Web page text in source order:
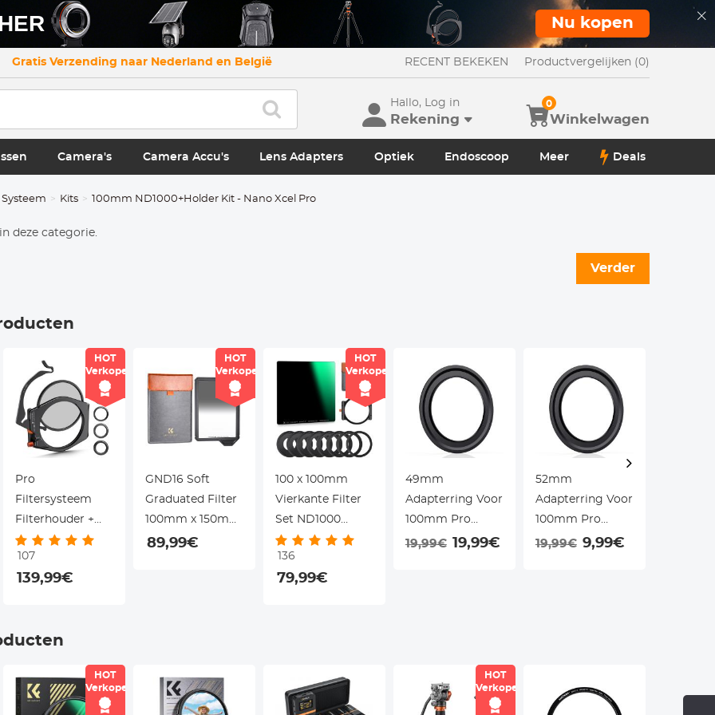
Nu kopen
Gratis Verzending naar Nederland en België RECENT BEKEKEN Productvergelijken (0)
Hallo, Log in
Rekening Winkelwagen
0
Camera's Camera Accu's Lens Adapters Optiek Endoscoop Meer Deals
Systeem Kits 100mm ND1000+Holder Kit - Nano Xcel Pro
deze categorie.
Verder
HOT
Verkoper
Pro
Filtersysteem
Filterhouder +
CPL 95 mm+
Square ND1000
Filter + 4
107
139,99€
HOT
Verkoper
GND16 Soft
Graduated Filter
100mm x 150mm
voor
89,99€
HOT
Verkoper
100 x 100mm
Vierkante Filter
Set ND1000
Vierkante Filter +
Metalen
Filterhouder + 8
136
79,99€
49mm
Adapterring Voor
100mm Pro
Vierkant
19,99€ 19,99€
52mm
Adapterring Voor
100mm Pro
Vierkant
19,99€ 9,99€
HOT
Verkoper
HOT
Verkoper